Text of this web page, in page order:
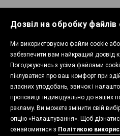
Дозвіл на обробку
Ми використовуємо файли cookie або
забезпечити вам найкращий досвід
Погоджуючись з усіма файлами
піклуватися про ваш комфорт при
власних уподобань, звичок і
пропозиції індивідуально до ваших
рекламу. Ви можете змінити свій
опцію «Налаштування». Щоб
ознайомитися з Політикою